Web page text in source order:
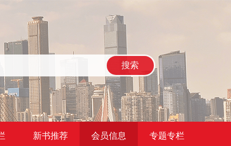
搜索
新书推荐 会员信息 专题专栏